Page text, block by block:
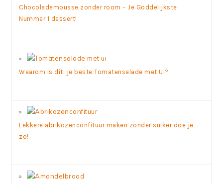
Chocolademousse zonder room – Je Goddelijkste
Nummer 1 dessert!
Waarom is dit: je beste Tomatensalade met Ui?
Lekkere abrikozenconfituur maken zonder suiker doe je
zo!